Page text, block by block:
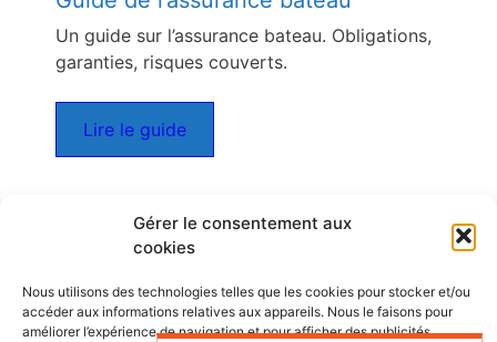
Gérer le consentement aux
cookies
Nous utilisons des technologies telles que les cookies pour stocker et/ou
accéder aux informations relatives aux appareils. Nous le faisons pour
améliorer l’expérience de navigation et pour afficher des publicités
Un guide sur l’assurance bateau. Obligations,
garanties, risques couverts.
Lire le guide
Les dernières fiches bateaux